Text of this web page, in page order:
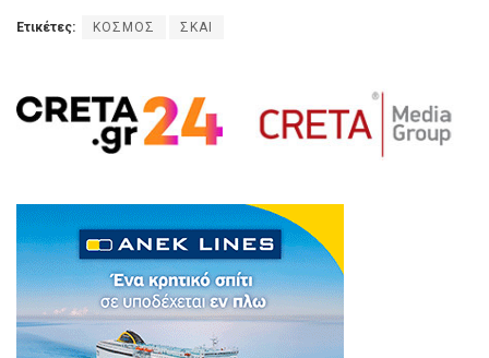
Ετικέτες: ΚΟΣΜΟΣ ΣΚΑΙ